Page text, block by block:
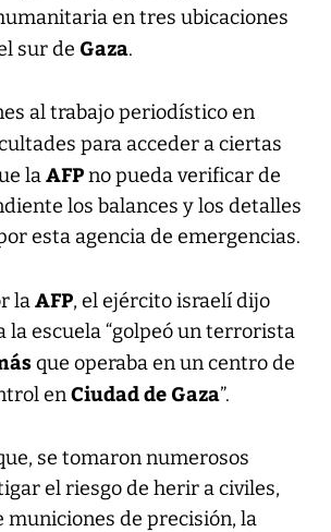
en tres ubicaciones
sur de Gaza.
al trabajo periodístico en
para acceder a ciertas
laAFPno pueda verificar de
los balances y los detalles
esta agencia de emergencias.
laAFP, el ejército israelí dijo
la escuela “golpeó un terrorista
que operaba en un centro de
enCiudad de Gaza”.
se tomaron numerosos
el riesgo de herir a civiles,
municiones de precisión, la